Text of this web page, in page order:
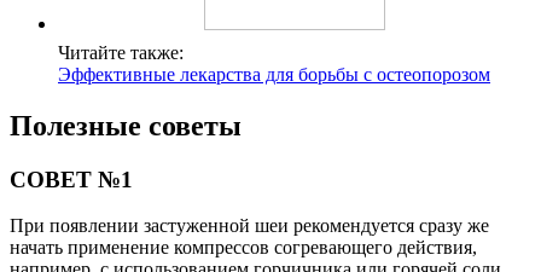
Читайте также:
Эффективные лекарства для борьбы с остеопорозом
Полезные советы
СОВЕТ №1
При появлении застуженной шеи рекомендуется сразу же
начать применение компрессов согревающего действия,